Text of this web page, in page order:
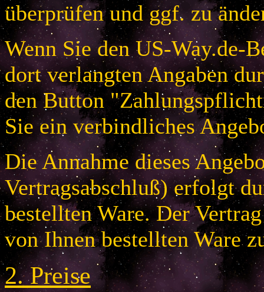
überprüfen und ggf. zu
Wenn Sie den US-Way.de-
dort verlangten Angaben
den Button
Sie ein verbindliches
Die Annahme dieses
Vertragsabschluß) erfolgt
bestellten Ware. Der
von Ihnen bestellten Ware
2.Preise